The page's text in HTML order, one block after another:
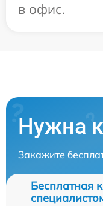
в офис.
Нужна
Закажите
Бесплатная